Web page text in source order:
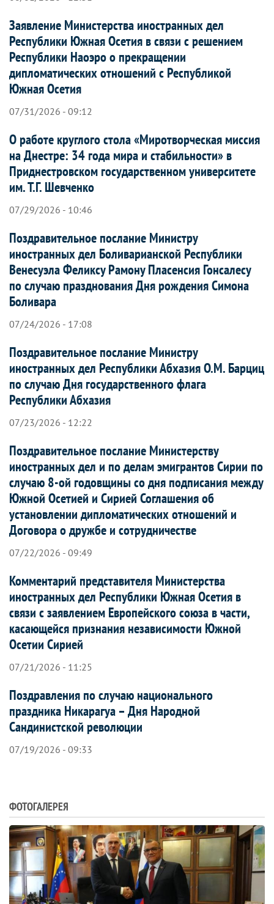
Заявление Министерства иностранных дел
Республики Южная Осетия в связи с решением
Республики Наоэро о прекращении
дипломатических отношений с Республикой
Южная Осетия
07/31/2026 - 09:12
О работе круглого стола «Миротворческая миссия
на Днестре: 34 года мира и стабильности» в
Приднестровском государственном университете
им. Т.Г. Шевченко
07/29/2026 - 10:46
Поздравительное послание Министру
иностранных дел Боливарианской Республики
Венесуэла Феликсу Рамону Пласенсия Гонсалесу
по случаю празднования Дня рождения Симона
Боливара
07/24/2026 - 17:08
Поздравительное послание Министру
иностранных дел Республики Абхазия О.М. Барциц
по случаю Дня государственного флага
Республики Абхазия
07/23/2026 - 12:22
Поздравительное послание Министерству
иностранных дел и по делам эмигрантов Сирии по
случаю 8-ой годовщины со дня подписания между
Южной Осетией и Сирией Соглашения об
установлении дипломатических отношений и
Договора о дружбе и сотрудничестве
07/22/2026 - 09:49
Комментарий представителя Министерства
иностранных дел Республики Южная Осетия в
связи с заявлением Европейского союза в части,
касающейся признания независимости Южной
Осетии Сирией
07/21/2026 - 11:25
Поздравления по случаю национального
праздника Никарагуа – Дня Народной
Сандинистской революции
07/19/2026 - 09:33
ФОТОГАЛЕРЕЯ